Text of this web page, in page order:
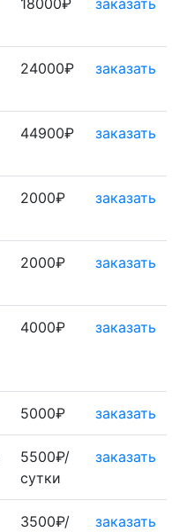
18000₽ заказать
24000₽ заказать
44900₽ заказать
2000₽ заказать
2000₽ заказать
4000₽ заказать
5000₽ заказать
5500₽/
сутки
заказать
3500₽/
заказать